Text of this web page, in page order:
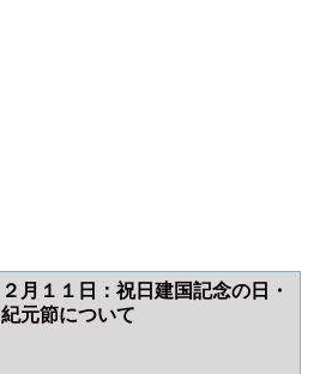
２月１１日：祝日建国記念の日・
紀元節について